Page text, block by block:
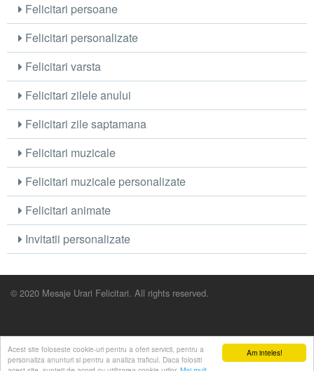
Am inteles!
Acest site foloseste cookie-uri pentru a oferi servicii, pentru a
personaliza anunturi si pentru a analiza traficul. Daca folositi
Felicitari persoane
Felicitari personalizate
Felicitari varsta
Felicitari zilele anului
Felicitari zile saptamana
Felicitari muzicale
Felicitari muzicale personalizate
Felicitari animate
Invitatii personalizate
© 2020 Mesaje Urari Felicitari. All rights reserved.